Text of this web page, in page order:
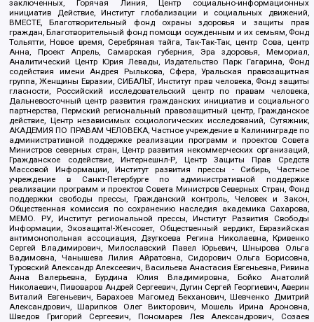
заключенных, Горячая Линия, Центр социально-информационных
инициатив Действие, Институт глобализации и социальных движений,
ВМЕСТЕ, Благотворительный фонд охраны здоровья и защиты прав
граждан, Благотворительный фонд помощи осужденным и их семьям, Фонд
Тольятти, Новое время, Серебряная тайга, Так-Так-Так, центр Сова, центр
Анна, Проект Апрель, Самарская губерния, Эра здоровья, Мемориал,
Аналитический Центр Юрия Левады, Издательство Парк Гагарина, Фонд
содействия имени Андрея Рылькова, Сфера, Уральская правозащитная
группа, Женщины Евразии, СИБАЛЬТ, Институт прав человека, Фонд защиты
гласности, Российский исследовательский центр по правам человека,
Дальневосточный центр развития гражданских инициатив и социального
партнерства, Пермский региональный правозащитный центр, Гражданское
действие, Центр независимых социологических исследований, Сутяжник,
АКАДЕМИЯ ПО ПРАВАМ ЧЕЛОВЕКА, Частное учреждение в Калининграде по
административной поддержке реализации программ и проектов Совета
Министров северных стран, Центр развития некоммерческих организаций,
Гражданское содействие, Интернешнл-Р, Центр Защиты Прав Средств
Массовой Информации, Институт развития прессы - Сибирь, Частное
учреждение в Санкт-Петербурге по административной поддержке
реализации программ и проектов Совета Министров Северных Стран, Фонд
поддержки свободы прессы, Гражданский контроль, Человек и Закон,
Общественная комиссия по сохранению наследия академика Сахарова,
МЕМО. РУ, Институт региональной прессы, Институт Развития Свободы
Информации, Экозащита!-Женсовет, Общественный вердикт, Евразийская
антимонопольная ассоциация, Дзугкоева Регина Николаевна, Кривенко
Сергей Владимирович, Милославский Павел Юрьевич, Шнырова Ольга
Вадимовна, Чанышева Лилия Айратовна, Сидорович Ольга Борисовна,
Туровский Александр Алексеевич, Васильева Анастасия Евгеньевна, Ривина
Анна Валерьевна, Бурдина Юлия Владимировна, Бойко Анатолий
Николаевич, Пивоваров Андрей Сергеевич, Дугин Сергей Георгиевич, Аверин
Виталий Евгеньевич, Барахоев Магомед Бекханович, Шевченко Дмитрий
Александрович, Шарипков Олег Викторович, Мошель Ирина Ароновна,
Шведов Григорий Сергеевич, Пономарев Лев Александрович, Созаев